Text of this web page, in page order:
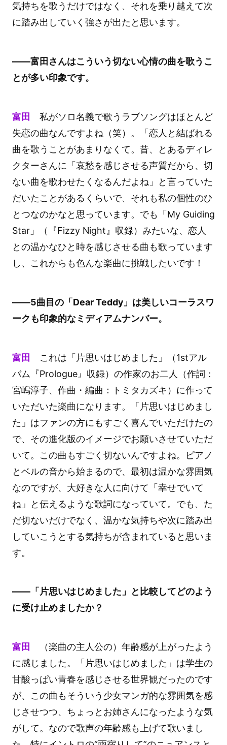
気持ちを歌うだけではなく、それを乗り越えて次
に踏み出していく強さが出たと思います。
――富田さんはこういう切ない心情の曲を歌うこ
とが多い印象です。
富田
私がソロ名義で歌うラブソングはほとんど
失恋の曲なんですよね（笑）。「恋人と結ばれる
曲を歌うことがあまりなくて。昔、とあるディレ
クターさんに「哀愁を感じさせる声質だから、切
ない曲を歌わせたくなるんだよね」と言っていた
だいたことがあるくらいで、それも私の個性のひ
とつなのかなと思っています。でも「My Guiding
Star」（『Fizzy Night』収録）みたいな、恋人
との温かなひと時を感じさせる曲も歌っています
し、これからも色んな楽曲に挑戦したいです！
――5曲目の「Dear Teddy」は美しいコーラスワ
ークも印象的なミディアムナンバー。
富田 これは「片思いはじめました」（1stアル
バム『Prologue』収録）の作家のお二人（作詞：
宮嶋淳子、作曲・編曲：トミタカズキ）に作って
いただいた楽曲になります。「片思いはじめまし
た」はファンの方にもすごく喜んでいただけたの
で、その進化版のイメージでお願いさせていただ
いて。この曲もすごく切ないんですよね。ピアノ
とベルの音から始まるので、最初は温かな雰囲気
なのですが、大好きな人に向けて「幸せでいて
ね」と伝えるような歌詞になっていて。でも、た
だ切ないだけでなく、温かな気持ちや次に踏み出
していこうとする気持ちが含まれていると思いま
す。
――「片思いはじめました」と比較してどのよう
に受け止めましたか？
富田
（楽曲の主人公の）年齢感が上がったよう
に感じました。「片思いはじめました」は学生の
甘酸っぱい青春を感じさせる世界観だったのです
が、この曲もそういう少女マンガ的な雰囲気を感
じさせつつ、ちょっとお姉さんになったような気
がして。なので歌声の年齢感も上げて歌いまし